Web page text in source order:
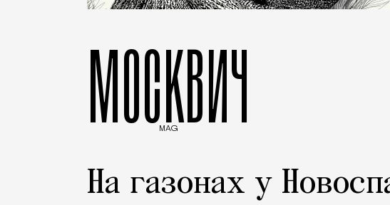
МОСКВИЧ
MAG
На газонах у